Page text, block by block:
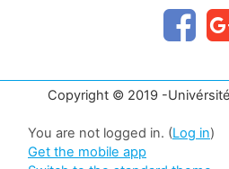
Copyright © 2019 -Univérsité
You are not logged in. (Log in)
Get the mobile app